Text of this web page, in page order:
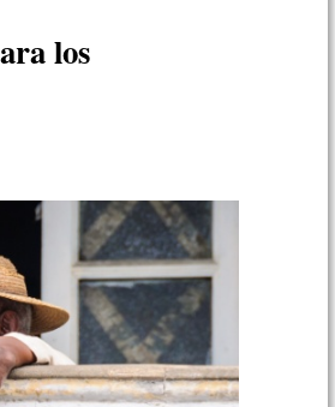
los